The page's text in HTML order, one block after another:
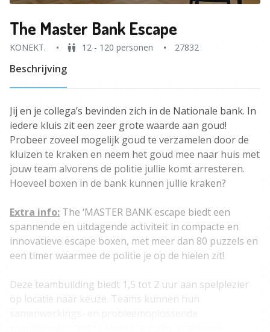
The Master Bank Escape
KONEKT. 12 - 120 personen 27832
Beschrijving
Jij en je collega’s bevinden zich in de Nationale bank. In
iedere kluis zit een zeer grote waarde aan goud!
Probeer zoveel mogelijk goud te verzamelen door de
kluizen te kraken en neem het goud mee naar huis met
jouw team alvorens de politie jullie komt arresteren.
Hoeveel boxen in de bank kunnen jullie kraken?
Extra info: The ‘MASTER BANK escape biedt een
spannende en uitdagende activiteit in compacte en
innovatieve escape boxen, met meer dan 80 puzzels en
een timer waarmee de politie je op de hielen zit!
Deze teambuilding biedt 1,5 tot 2 uur aan spelplezier
op locatie naar keuze. Teams kunnen hun